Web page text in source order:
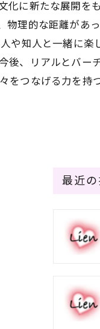
化に新たな展開を
理的な距離があ
や知人と一緒に楽
後、リアルとバー
つなげる力を持
最近の